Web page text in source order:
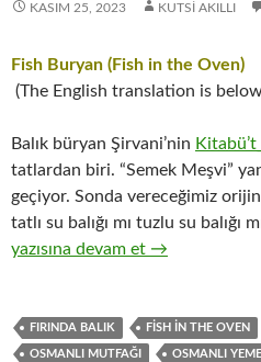
KASIM 25, 2023 KUTSI AKILLI
Fish Buryan (Fish in the Oven)
(The English translation is
Balık büryan Şirvani’nin
tatlardan biri. “Semek Meşvi” yani
geçiyor. Sonda vereceğimiz
tatlı su balığı mı tuzlu su
BALIK BÜRYAN
yazısına devam et →
FIRINDA BALIK FISH IN THE OVEN
OSMANLI MUTFAĞI OSMANLI